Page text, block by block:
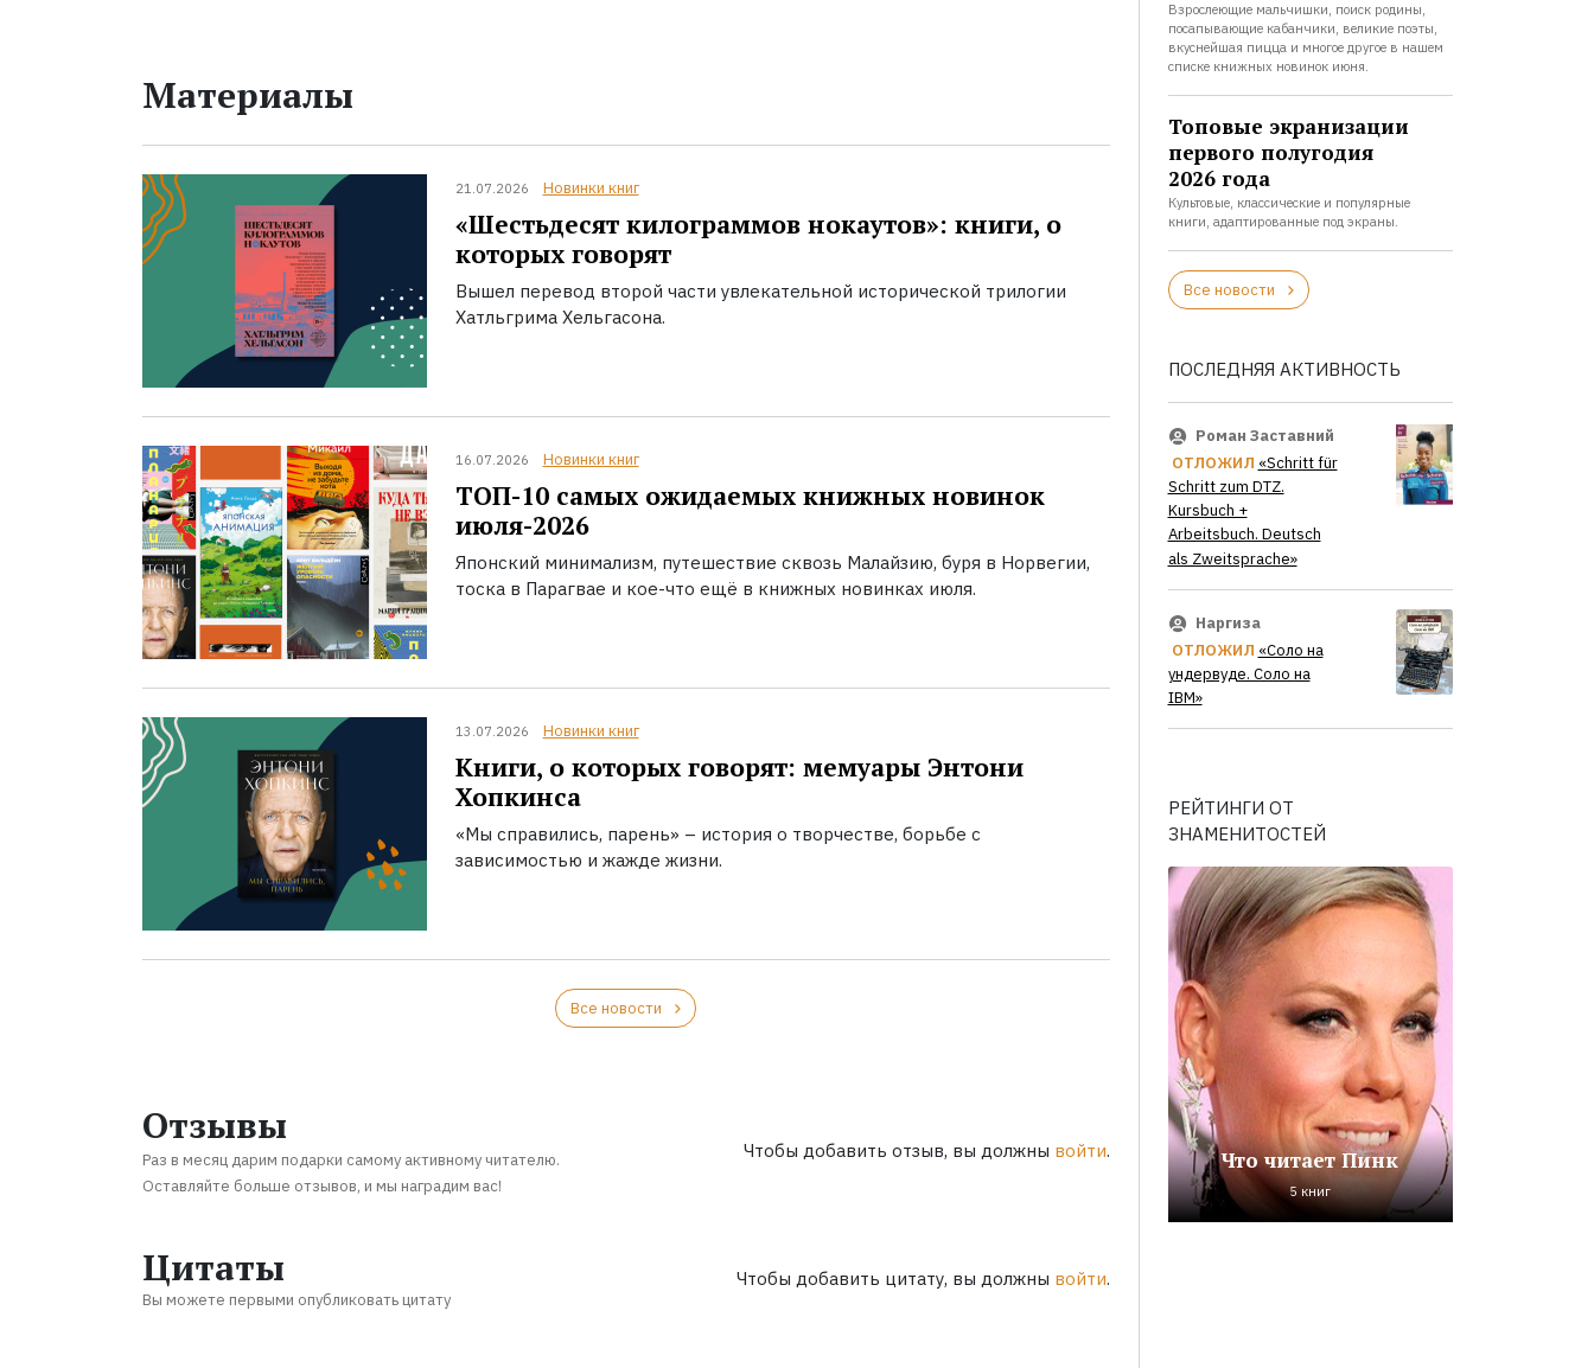
Материалы
21.07.2026 Новинки книг
«Шестьдесят килограммов нокаутов»: книги, о
которых говорят
Вышел перевод второй части увлекательной исторической трилогии
Хатльгрима Хельгасона.
16.07.2026 Новинки книг
ТОП-10 самых ожидаемых книжных новинок
июля-2026
Японский минимализм, путешествие сквозь Малайзию, буря в Норвегии,
тоска в Парагвае и кое-что ещё в книжных новинках июля.
13.07.2026 Новинки книг
Книги, о которых говорят: мемуары Энтони
Хопкинса
«Мы справились, парень» – история о творчестве, борьбе с
зависимостью и жажде жизни.
Все новости
Отзывы
Раз в месяц дарим подарки самому активному читателю.
Оставляйте больше отзывов, и мы наградим вас!
Чтобы добавить отзыв, вы должны войти.
Цитаты
Вы можете первыми опубликовать цитату
Чтобы добавить цитату, вы должны войти.
Взрослеющие мальчишки, поиск родины,
посапывающие кабанчики, великие поэты,
вкуснейшая пицца и многое другое в нашем
списке книжных новинок июня.
Топовые экранизации
первого полугодия
2026 года
Культовые, классические и популярные
книги, адаптированные под экраны.
Все новости
ПОСЛЕДНЯЯ АКТИВНОСТЬ
Роман Заставний
ОТЛОЖИЛ «Schritt für
Schritt zum DTZ.
Kursbuch +
Arbeitsbuch. Deutsch
als Zweitsprache»
Наргиза
ОТЛОЖИЛ «Соло на
ундервуде. Соло на
IBM»
РЕЙТИНГИ ОТ
ЗНАМЕНИТОСТЕЙ
Что читает Пинк
5 книг